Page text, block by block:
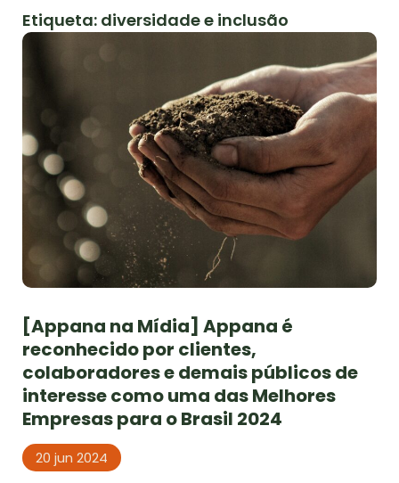
Etiqueta: diversidade e inclusão
[Appana na Mídia] Appana é
reconhecido por clientes,
colaboradores e demais públicos de
interesse como uma das Melhores
Empresas para o Brasil 2024
20 jun 2024